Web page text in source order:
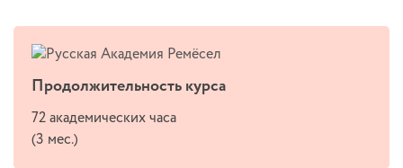
Продолжительность курса
72 академических часа
(3 мес.)